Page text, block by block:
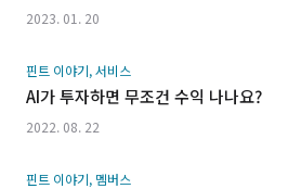
2023. 01. 20
핀트 이야기, 서비스
AI가 투자하면 무조건 수익 나나요?
2022. 08. 22
핀트 이야기, 멤버스